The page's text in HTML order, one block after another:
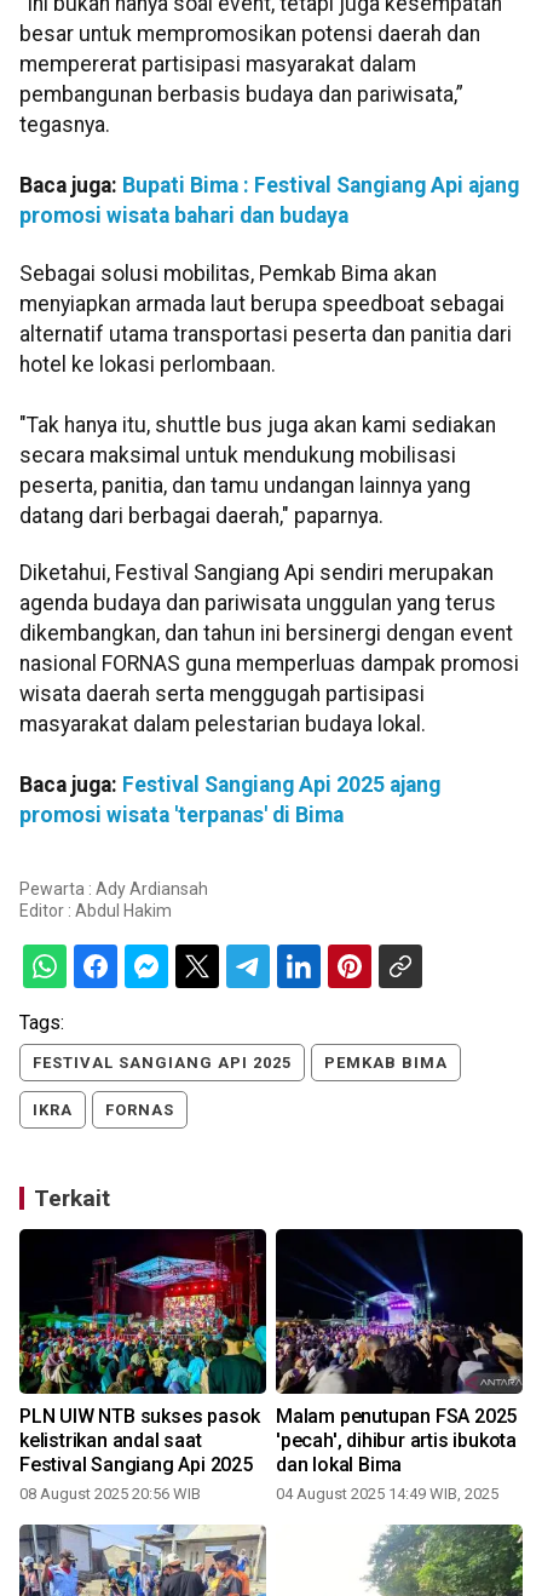
besar untuk mempromosikan potensi daerah dan
mempererat partisipasi masyarakat dalam
pembangunan berbasis budaya dan pariwisata,”
tegasnya.
Baca juga: Bupati Bima : Festival Sangiang Api ajang
promosi wisata bahari dan budaya
Sebagai solusi mobilitas, Pemkab Bima akan
menyiapkan armada laut berupa speedboat sebagai
alternatif utama transportasi peserta dan panitia dari
hotel ke lokasi perlombaan.
"Tak hanya itu, shuttle bus juga akan kami sediakan
secara maksimal untuk mendukung mobilisasi
peserta, panitia, dan tamu undangan lainnya yang
datang dari berbagai daerah," paparnya.
Diketahui, Festival Sangiang Api sendiri merupakan
agenda budaya dan pariwisata unggulan yang terus
dikembangkan, dan tahun ini bersinergi dengan event
nasional FORNAS guna memperluas dampak promosi
wisata daerah serta menggugah partisipasi
masyarakat dalam pelestarian budaya lokal.
Baca juga: Festival Sangiang Api 2025 ajang
promosi wisata 'terpanas' di Bima
Pewarta : Ady Ardiansah
Editor : Abdul Hakim
Tags:
FESTIVAL SANGIANG API 2025 PEMKAB BIMA
IKRA FORNAS
Terkait
PLN UIW NTB sukses pasok
kelistrikan andal saat
Festival Sangiang Api 2025
08 August 2025 20:56 WIB
Malam penutupan FSA 2025
'pecah', dihibur artis ibukota
dan lokal Bima
04 August 2025 14:49 WIB, 2025